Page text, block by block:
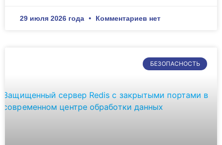
29 июля 2026 года Комментариев нет
БЕЗОПАСНОСТЬ